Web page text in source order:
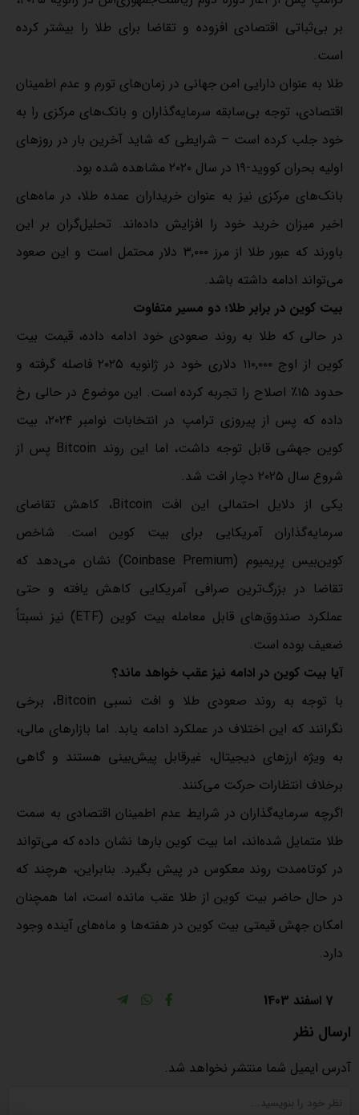
بر بی‌ثباتی اقتصادی افزوده و تقاضا برای طلا را بیشتر کرده
است.
طلا به عنوان دارایی امن جهانی در زمان‌های تورم و عدم اطمینان
اقتصادی، توجه بی‌سابقه سرمایه‌گذاران و بانک‌های مرکزی را به
خود جلب کرده است – شرایطی که شاید آخرین بار در روزهای
اولیه بحران کووید-۱۹ در سال ۲۰۲۰ مشاهده شده بود.
بانک‌های مرکزی نیز به عنوان خریداران عمده طلا، در ماه‌های
اخیر میزان خرید خود را افزایش داده‌اند. تحلیل‌گران بر این
باورند که عبور طلا از مرز ۳,۰۰۰ دلار محتمل است و این صعود
می‌تواند ادامه داشته باشد.
بیت کوین در برابر طلا؛ دو مسیر متفاوت
در حالی که طلا به روند صعودی خود ادامه داده، قیمت بیت
کوین از اوج ۱۱۰,۰۰۰ دلاری خود در ژانویه ۲۰۲۵ فاصله گرفته و
حدود ۱۵٪ اصلاح را تجربه کرده است. این موضوع در حالی رخ
داده که پس از پیروزی ترامپ در انتخابات نوامبر ۲۰۲۴، بیت
کوین جهشی قابل توجه داشت، اما این روند Bitcoin پس از
شروع سال ۲۰۲۵ دچار افت شد.
یکی از دلایل احتمالی این افت Bitcoin، کاهش تقاضای
سرمایه‌گذاران آمریکایی برای بیت کوین است. شاخص
کوین‌بیس پریمیوم (Coinbase Premium) نشان می‌دهد که
تقاضا در بزرگ‌ترین صرافی آمریکایی کاهش یافته و حتی
عملکرد صندوق‌های قابل معامله بیت کوین (ETF) نیز نسبتاً
ضعیف بوده است.
آیا بیت کوین در ادامه نیز عقب خواهد ماند؟
با توجه به روند صعودی طلا و افت نسبی Bitcoin، برخی
نگرانند که این اختلاف در عملکرد ادامه یابد. اما بازارهای مالی،
به ویژه ارزهای دیجیتال، غیرقابل پیش‌بینی هستند و گاهی
برخلاف انتظارات حرکت می‌کنند.
اگرچه سرمایه‌گذاران در شرایط عدم اطمینان اقتصادی به سمت
طلا متمایل شده‌اند، اما بیت کوین بارها نشان داده که می‌تواند
در کوتاه‌مدت روند معکوس در پیش بگیرد. بنابراین، هرچند که
در حال حاضر بیت کوین از طلا عقب مانده است، اما همچنان
امکان جهش قیمتی بیت کوین در هفته‌ها و ماه‌های آینده وجود
دارد.
7 اسفند 1403
ارسال نظر
آدرس ایمیل شما منتشر نخواهد شد.